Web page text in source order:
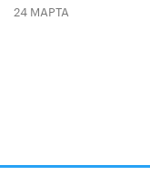
24 МАРТА